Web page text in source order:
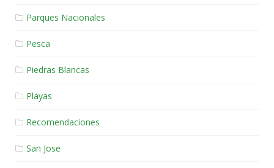
Parques Nacionales
Pesca
Piedras Blancas
Playas
Recomendaciones
San Jose